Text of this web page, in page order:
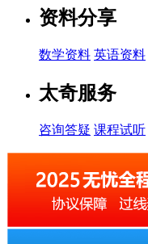
资料分享
数学资料 英语资料
太奇服务
咨询答疑 课程试听